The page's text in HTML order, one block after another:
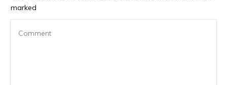
marked